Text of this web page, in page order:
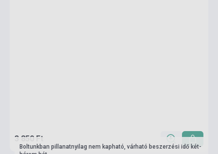
3 850 Ft
Boltunkban pillanatnyilag nem kapható, várható beszerzési idő két-